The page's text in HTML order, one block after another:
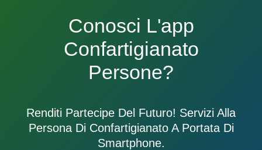
Conosci L'app
Confartigianato
Persone?
Renditi Partecipe Del Futuro! Servizi Alla
Persona Di Confartigianato A Portata Di
Smartphone.